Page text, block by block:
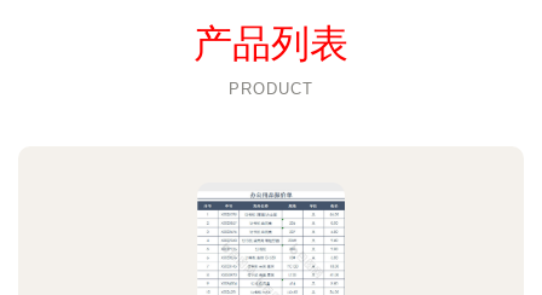
产品列表
PRODUCT